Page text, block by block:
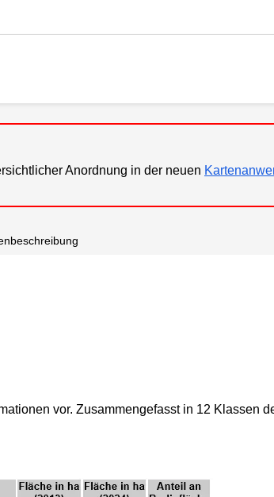
Anordnung in der neuen
vor. Zusammengefasst in 12 Klassen